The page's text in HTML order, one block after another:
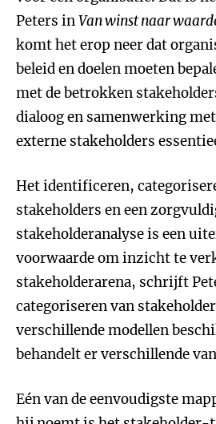
Peters inVan winst naar
komt het erop neer dat
beleid en doelen moeten
met de betrokken
dialoog en samenwerking
externe stakeholders
Het identificeren,
stakeholders en een
stakeholderanalyse is een
voorwaarde om inzicht te
stakeholderarena, schrijft
categoriseren van
verschillende modellen
behandelt er verschillende
Eén van de eenvoudigste